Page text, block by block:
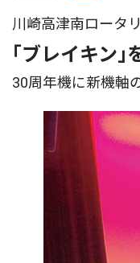
川崎高津南ロータ
｢ブレイキン｣
30周年機に新機軸